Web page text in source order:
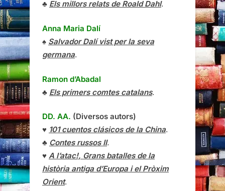
♣ Els millors relats de Roald Dahl.
Anna Maria Dalí
♠ Salvador Dalí vist per la seva
germana.
Ramon d’Abadal
♣ Els primers comtes catalans.
DD. AA. (Diversos autors)
♥ 101 cuentos clásicos de la China.
♣ Contes russos II.
♥ A l’atac!, Grans batalles de la
història antiga d’Europa i el Pròxim
Orient.